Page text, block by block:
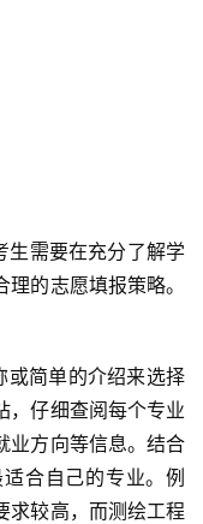
的志愿填报策略。
或简单的介绍来选择
，仔细查阅每个专业
业方向等信息。结合
合自己的专业。例
求较高，而测绘工程